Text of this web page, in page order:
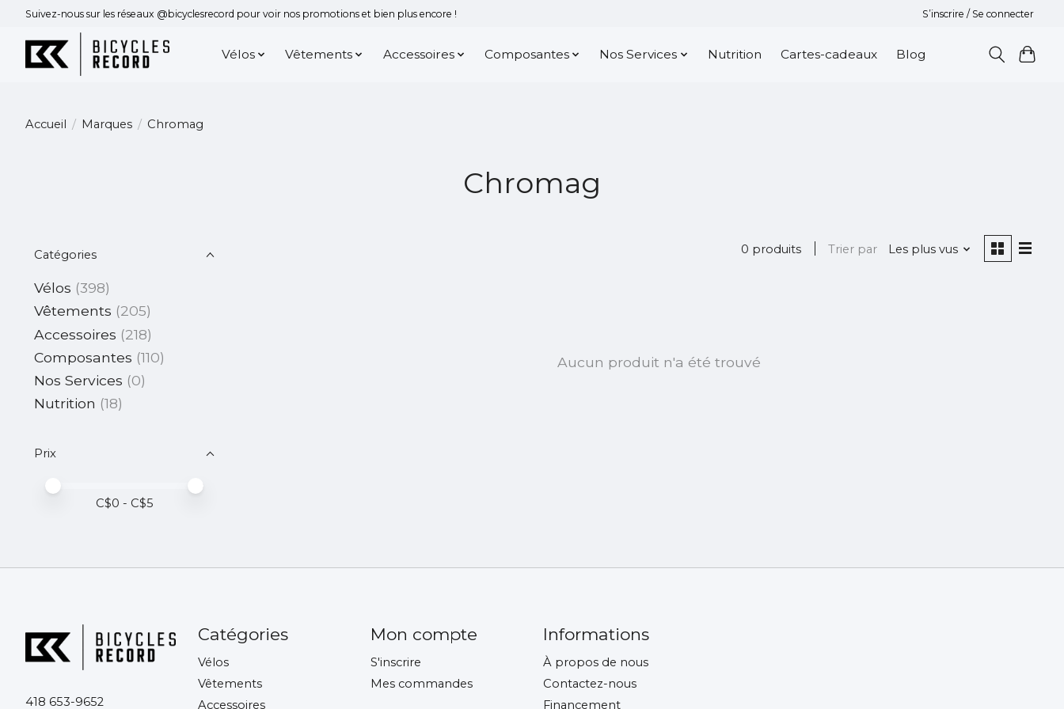
Suivez-nous sur les réseaux @bicyclesrecord pour voir nos promotions et bien plus encore ! S’inscrire / Se connecter
Vélos Vêtements Accessoires Composantes Nos Services Nutrition Cartes-cadeaux Blog
Accueil / Marques / Chromag
Chromag
Catégories
Vélos (398)
Vêtements (205)
Accessoires (218)
Composantes (110)
Nos Services (0)
Nutrition (18)
Prix
Prix minimum
Price maximum value
C$0 - C$5
0 produits Trier par Les plus vus
Aucun produit n'a été trouvé
418 653-9652
Catégories
Vélos
Vêtements
Accessoires
Mon compte
S'inscrire
Mes commandes
Informations
À propos de nous
Contactez-nous
Financement